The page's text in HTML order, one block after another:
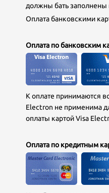
должны бать заполнены
Оплата банковскими
Оплата по банковским
К оплате принимаются
Electron не применима
оплаты картой Visa
Оплата по кредитным